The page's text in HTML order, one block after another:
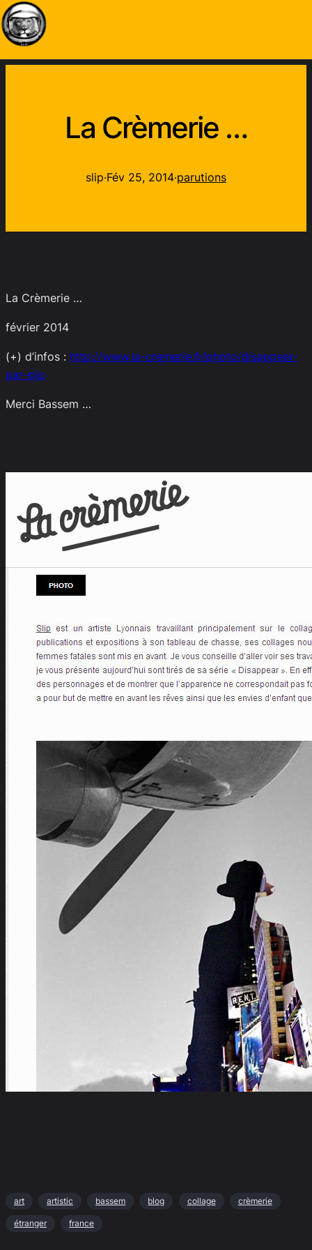
La Crèmerie …
slip·Fév 25, 2014·parutions
La Crèmerie …
février 2014
(+) d’infos : http://www.la-cremerie.fr/photo/disappear-
par-slip
Merci Bassem …
art artistic bassem blog collage crèmerie
étranger france